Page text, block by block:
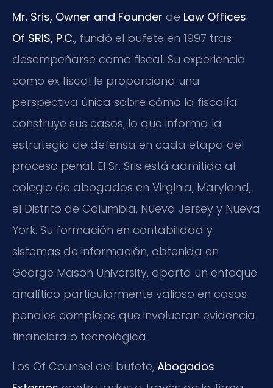
Mr. Sris, Owner and Founder de Law Offices
Of SRIS, P.C., fundó el bufete en 1997 tras
desempeñarse como fiscal. Su experiencia
como ex fiscal le proporciona una
perspectiva única sobre cómo la fiscalía
construye sus casos, lo que informa la
estrategia de defensa en cada etapa del
proceso penal. El Sr. Sris está admitido al
colegio de abogados en Virginia, Maryland,
el Distrito de Columbia, Nueva Jersey y Nueva
York. Su formación en contabilidad y
sistemas de información, obtenida en
George Mason University, aporta un enfoque
analítico particularmente valioso en casos
penales complejos que involucran evidencia
financiera o tecnológica.
Los Of Counsel del bufete, Abogados